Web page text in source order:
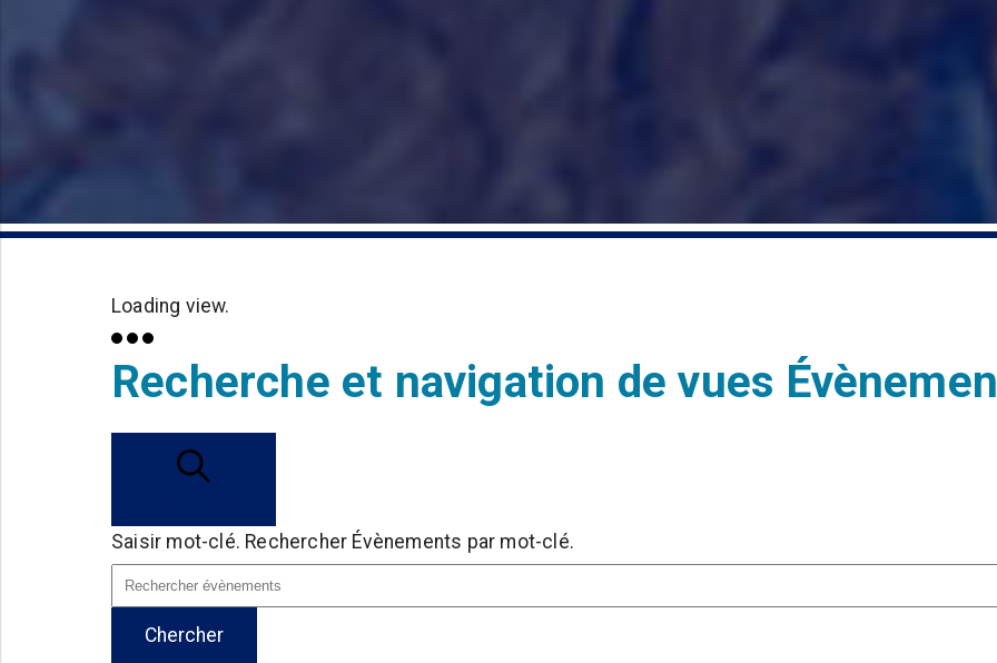
Loading view.
Recherche et navigation de vues
Saisir mot-clé. Rechercher Évènements par mot-clé.
Chercher